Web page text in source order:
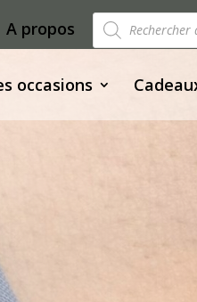
A propos Recherche
de
produits
occasions